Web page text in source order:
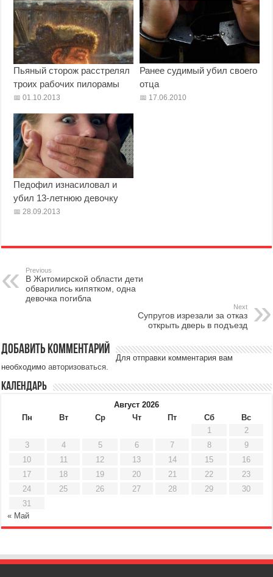
Пьяный сторож расстрелял
троих рабочих пилорамы
01.10.2013
Ранее судимый убил своего
отца
17.06.2010
Педофил изнасиловал и
убил 13-летнюю девочку
28.09.2013
Previous
В Житомирской области дети
обварились кипятком, одна
девочка погибла
Next
Супругов изрезали за отказ
открыть дверь в подъезд
Добавить комментарий
Для отправки комментария вам
необходимоавторизоваться
Календарь
Август 2026
Пн
Вт Ср Чт Пт Сб
Вс
1
2
3
4 5 6 7 8
9
10
11 12 13 14 15
16
17
18 19 20 21 22
23
24
25 26 27 28 29
30
31
« Май